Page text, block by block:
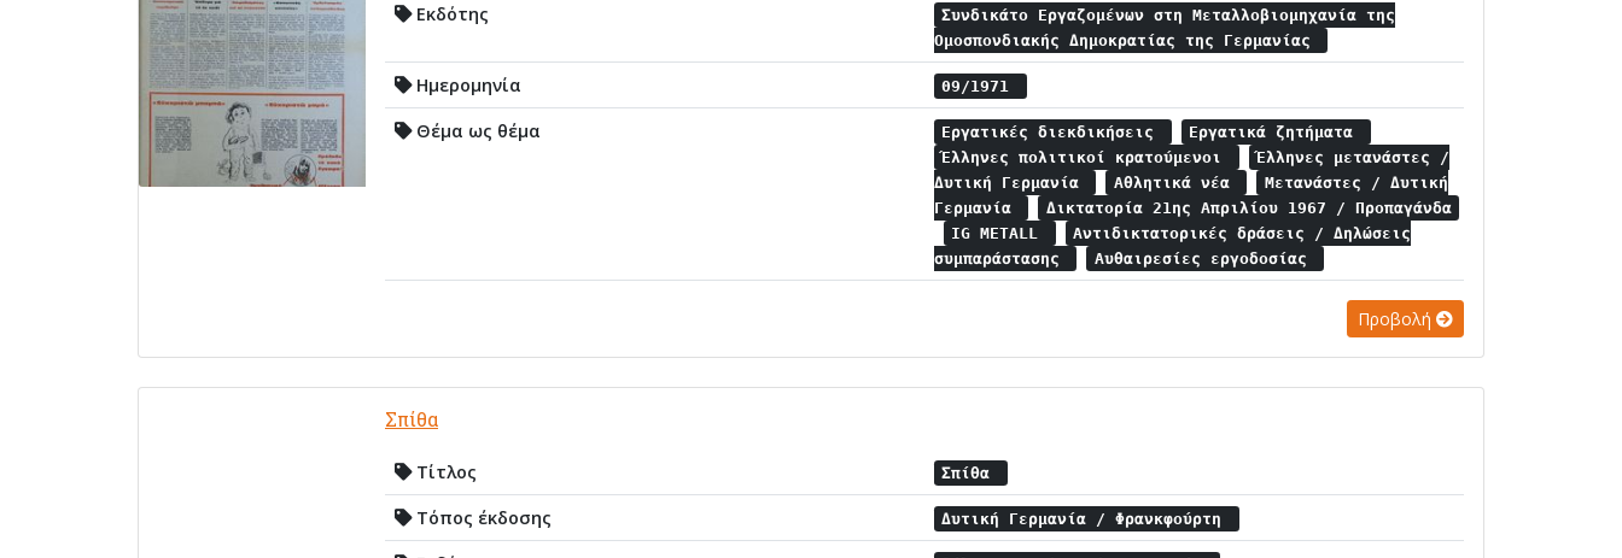
Εκδότης
Συνδικάτο Εργαζομένων στη Μεταλλοβιομηχανία της
Ομοσπονδιακής Δημοκρατίας της Γερμανίας
Ημερομηνία 09/1971
Θέμα ως θέμα Εργατικές διεκδικήσεις
Εργατικά ζητήματα
Έλληνες πολιτικοί κρατούμενοι
Έλληνες μετανάστες /
Δυτική Γερμανία
Αθλητικά νέα
Μετανάστες / Δυτική
Γερμανία
Δικτατορία 21ης Απριλίου 1967 / Προπαγάνδα
IG METALL
Αντιδικτατορικές δράσεις / Δηλώσεις
συμπαράστασης
Αυθαιρεσίες εργοδοσίας
Προβολή
Σπίθα
Τίτλος Σπίθα
Τόπος έκδοσης Δυτική Γερμανία / Φρανκφούρτη